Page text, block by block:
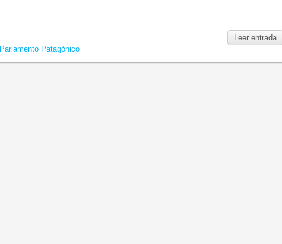
Leer entrada
Parlamento Patagónico